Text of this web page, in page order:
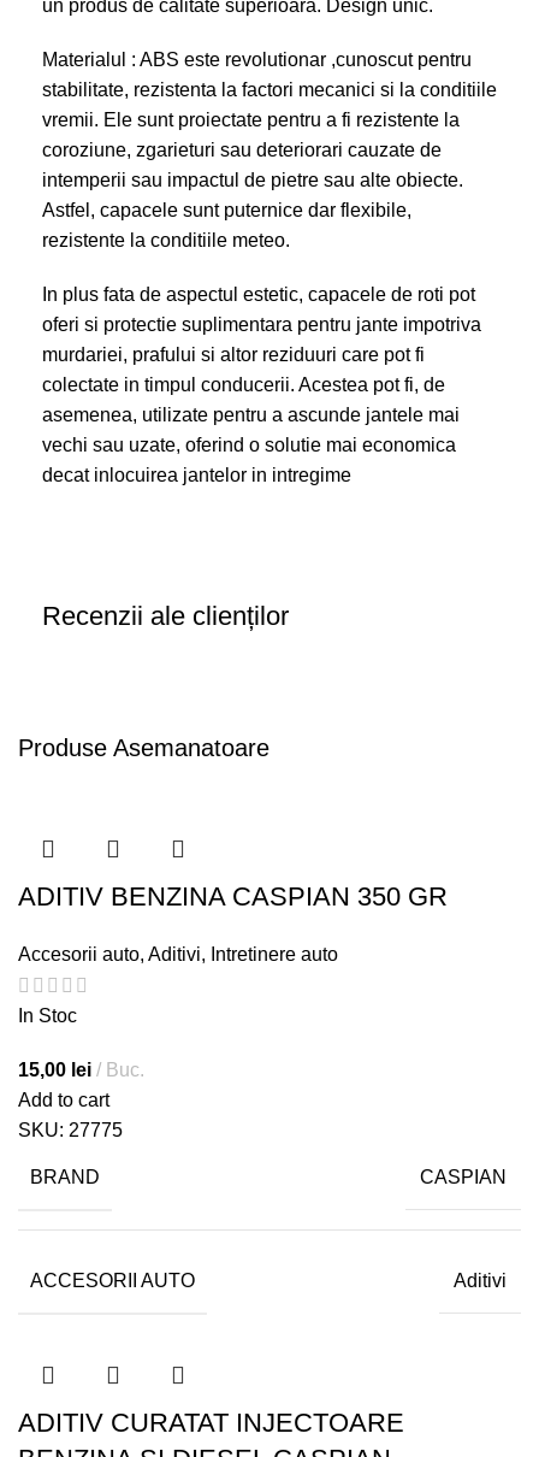
un produs de calitate superioara. Design unic.
Materialul : ABS este revolutionar ,cunoscut pentru
stabilitate, rezistenta la factori mecanici si la conditiile
vremii. Ele sunt proiectate pentru a fi rezistente la
coroziune, zgarieturi sau deteriorari cauzate de
intemperii sau impactul de pietre sau alte obiecte.
Astfel, capacele sunt puternice dar flexibile,
rezistente la conditiile meteo.
In plus fata de aspectul estetic, capacele de roti pot
oferi si protectie suplimentara pentru jante impotriva
murdariei, prafului si altor reziduuri care pot fi
colectate in timpul conducerii. Acestea pot fi, de
asemenea, utilizate pentru a ascunde jantele mai
vechi sau uzate, oferind o solutie mai economica
decat inlocuirea jantelor in intregime
Recenzii ale clienților
Produse Asemanatoare
ADITIV BENZINA CASPIAN 350 GR
Accesorii auto, Aditivi, Intretinere auto
In Stoc
15,00 lei
Buc.
Add to cart
SKU: 27775
BRAND CASPIAN
ACCESORII AUTO Aditivi
ADITIV CURATAT INJECTOARE